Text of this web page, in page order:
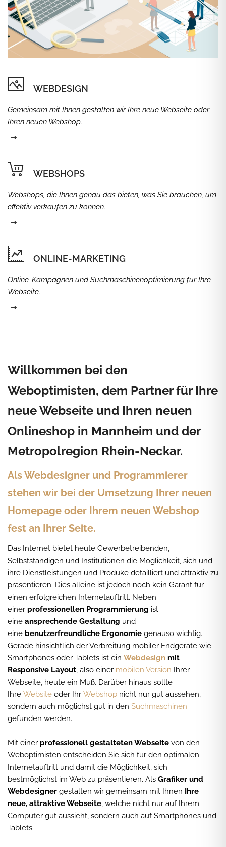
WEBDESIGN
Gemeinsam mit Ihnen gestalten wir Ihre neue Webseite oder
Ihren neuen Webshop.
WEBSHOPS
Webshops, die Ihnen genau das bieten, was Sie brauchen, um
effektiv verkaufen zu können.
ONLINE-MARKETING
Online-Kampagnen und Suchmaschinenoptimierung für Ihre
Webseite.
Willkommen bei den
Weboptimisten, dem Partner für Ihre
neue Webseite und Ihren neuen
Onlineshop in Mannheim und der
Metropolregion Rhein-Neckar.
Als Webdesigner und Programmierer
stehen wir bei der Umsetzung Ihrer neuen
Homepage oder Ihrem neuen Webshop
fest an Ihrer Seite.
Das Internet bietet heute Gewerbetreibenden,
Selbstständigen und Institutionen die Möglichkeit, sich und
ihre Dienstleistungen und Produke detailliert und attraktiv zu
präsentieren. Dies alleine ist jedoch noch kein Garant für
einen erfolgreichen Internetauftritt. Neben
einer professionellen Programmierung ist
eine ansprechende Gestaltung und
eine benutzerfreundliche Ergonomie genauso wichtig.
Gerade hinsichtlich der Verbreitung mobiler Endgeräte wie
Smartphones oder Tablets ist ein Webdesign mit
Responsive Layout, also einer mobilen Version Ihrer
Webseite, heute ein Muß. Darüber hinaus sollte
Ihre Website oder Ihr Webshop nicht nur gut aussehen,
sondern auch möglichst gut in den Suchmaschinen
gefunden werden.
Mit einer professionell gestalteten Webseite von den
Weboptimisten entscheiden Sie sich für den optimalen
Internetauftritt und damit die Möglichkeit, sich
bestmöglichst im Web zu präsentieren. Als Grafiker und
Webdesigner gestalten wir gemeinsam mit Ihnen
Ihre
neue, attraktive Webseite, welche nicht nur auf Ihrem
Computer gut aussieht, sondern auch auf Smartphones und
Tablets.